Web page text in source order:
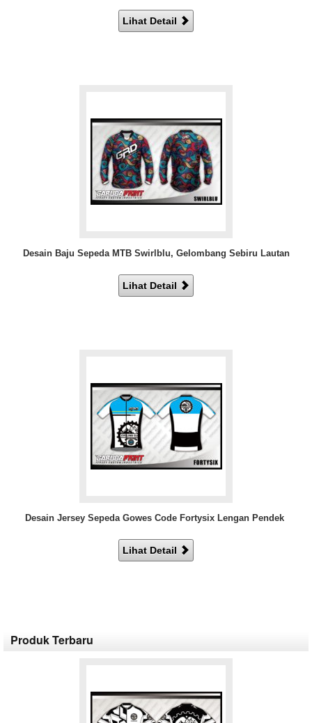
Lihat Detail
Desain Baju Sepeda MTB Swirlblu, Gelombang Sebiru Lautan
Lihat Detail
Desain Jersey Sepeda Gowes Code Fortysix Lengan Pendek
Lihat Detail
Produk Terbaru